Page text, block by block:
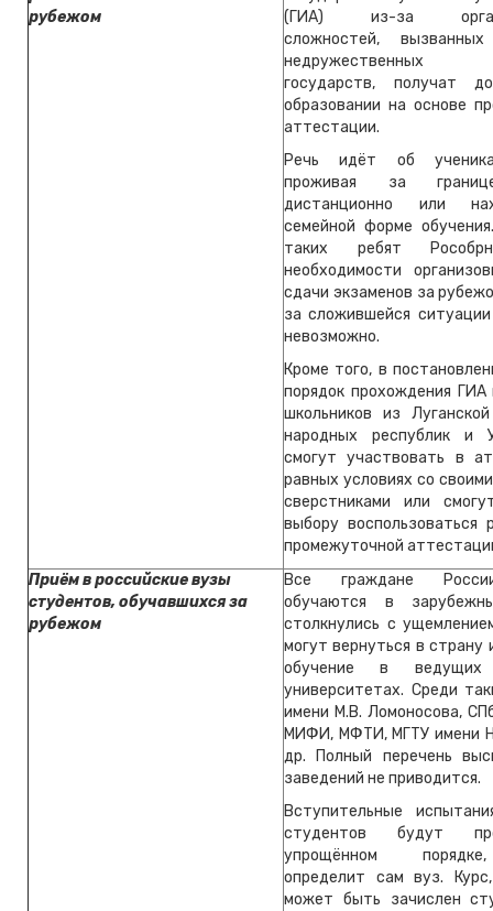
рубежом
(ГИА) из-за
сложностей, вызванных
недружественных
государств, получат
образовании на основе
аттестации.
Речь идёт об
проживая за
дистанционно или
семейной форме
таких ребят
необходимости
сдачи экзаменов за
за сложившейся
невозможно.
Кроме того, в
порядок прохождения
школьников из
народных республик и
смогут участвовать в
равных условиях со
сверстниками или
выбору воспользоваться
промежуточной
Приём в российские вузы
студентов, обучавшихся за
рубежом
Все граждане
обучаются в
столкнулись с
могут вернуться в страну
обучение в ведущих
университетах. Среди
имени М.В. Ломоносова,
МИФИ, МФТИ, МГТУ имени
др. Полный перечень
заведений не приводится.
Вступительные
студентов будут
упрощённом
определит сам вуз.
может быть зачислен